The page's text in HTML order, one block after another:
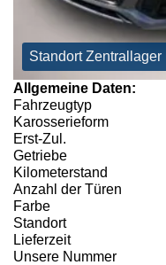
Standort Zentrallager
Allgemeine Daten:
Fahrzeugtyp
Karosserieform
Erst-Zul.
Getriebe
Kilometerstand
Anzahl der Türen
Farbe
Standort
Lieferzeit
Unsere Nummer